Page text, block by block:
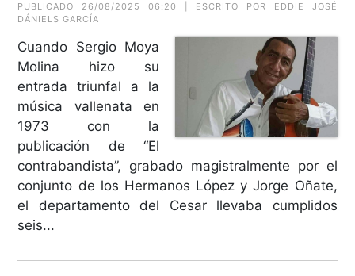
PUBLICADO 26/08/2025 06:20 | ESCRITO POR EDDIE JOSÉ
DÁNIELS GARCÍA
Cuando Sergio Moya
Molina hizo su
entrada triunfal a la
música vallenata en
1973 con la
publicación de “El
contrabandista”, grabado magistralmente por el
conjunto de los Hermanos López y Jorge Oñate,
el departamento del Cesar llevaba cumplidos
seis...